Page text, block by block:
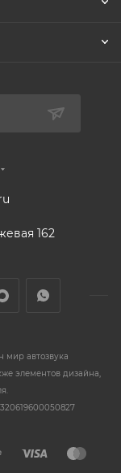
162
мир автозвука
элементов дизайна,